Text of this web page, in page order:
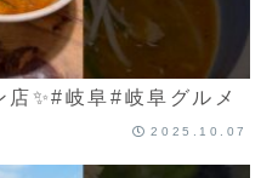
✨#岐阜#岐阜グルメ
2025.10.07